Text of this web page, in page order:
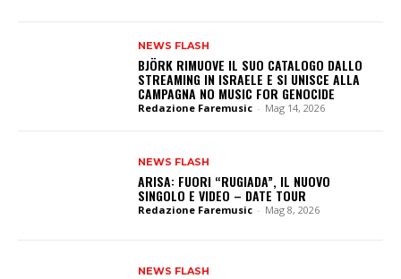
NEWS FLASH
BJÖRK RIMUOVE IL SUO CATALOGO DALLO
STREAMING IN ISRAELE E SI UNISCE ALLA
CAMPAGNA NO MUSIC FOR GENOCIDE
Redazione Faremusic - Mag 14, 2026
NEWS FLASH
ARISA: FUORI “RUGIADA”, IL NUOVO
SINGOLO E VIDEO – DATE TOUR
Redazione Faremusic - Mag 8, 2026
NEWS FLASH